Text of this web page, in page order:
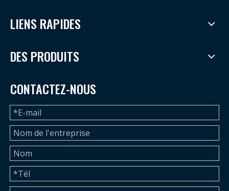
LIENS RAPIDES
DES PRODUITS
CONTACTEZ-NOUS